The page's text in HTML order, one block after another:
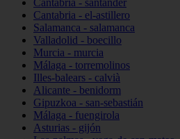
Cantabria - santander
Cantabria - el-astillero
Salamanca - salamanca
Valladolid - boecillo
Murcia - murcia
Málaga - torremolinos
Illes-balears - calvià
Alicante - benidorm
Gipuzkoa - san-sebastián
Málaga - fuengirola
Asturias - gijón